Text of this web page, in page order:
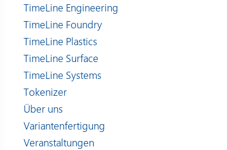
TimeLine Engineering
TimeLine Foundry
TimeLine Plastics
TimeLine Surface
TimeLine Systems
Tokenizer
Über uns
Variantenfertigung
Veranstaltungen